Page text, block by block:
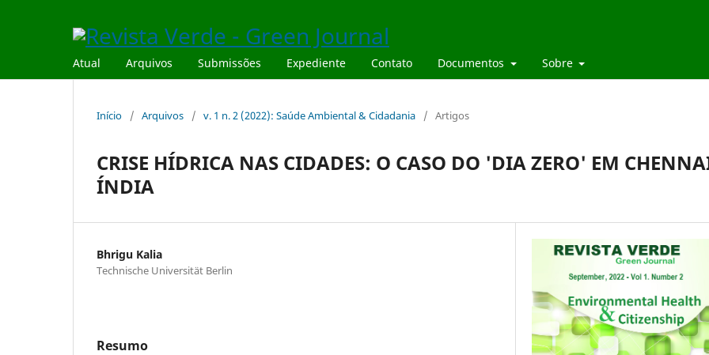
Atual Arquivos Submissões Expediente Contato Documentos Sobre
Início / Arquivos / v. 1 n. 2 (2022): Saúde Ambiental & Cidadania / Artigos
CRISE HÍDRICA NAS CIDADES: O CASO DO 'DIA ZERO' EM
ÍNDIA
Bhrigu Kalia
Technische Universität Berlin
Resumo